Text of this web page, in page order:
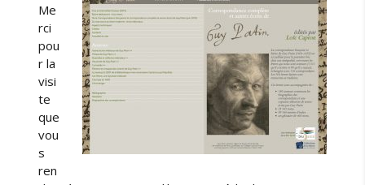
Me
rci
pou
r la
visi
te
que
vou
s
ren